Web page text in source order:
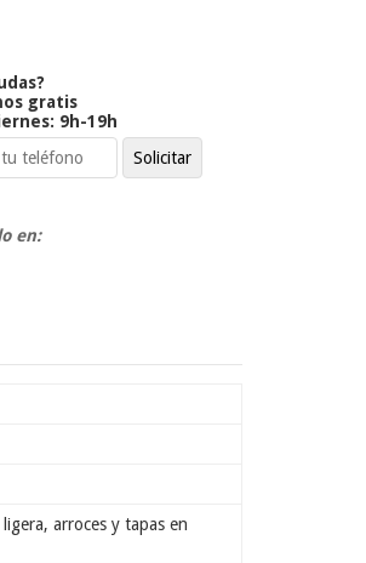
gratis
9h-19h
en:
arroces y tapas en